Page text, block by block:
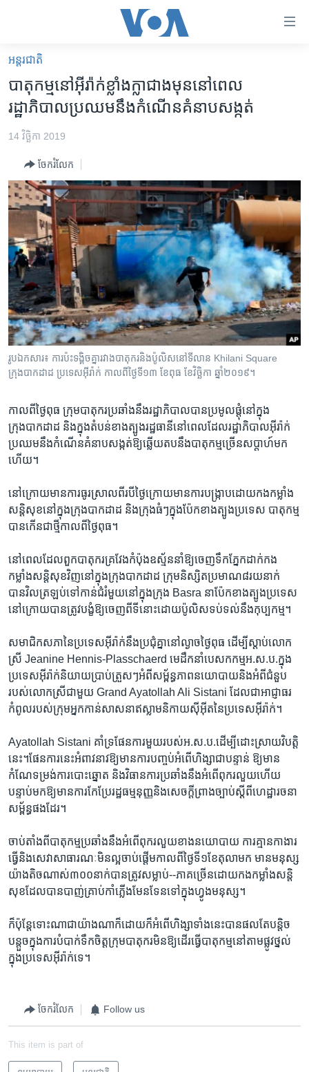
គេហទំព័រ​
ទាក់ទង
និង​
ព័ត៌មាន​​
តែ​
ម្តង
រំលង​
និង​
ចូល​
ទៅ​
ទំព័រ​
រចនា
សម្ព័ន្ធ​
រំលង​
និង​
ចូល​
កាន់​
ទំព័រ​
ស្វែង​
រក
អន្តរជាតិ
ហេឡូវីអូអេ
កម្ពុជាច្នៃប្រតិដ្ឋ
ព្រឹត្តិការណ៍ព័ត៌មាន
ទូរទស្សន៍ / វីដេអូ​
វិទ្យុ / ផតខាសថ៍
កម្មវិធីទាំងអស់
Khmer English
បណ្តាញ​សង្គម
ភាសា
អន្តរជាតិ
បាតុកម្ម​នៅ​អ៊ីរ៉ាក់​ខ្លាំង​ក្លា​ជាង​មុន​នៅ​ពេល​
រដ្ឋាភិបាល​ប្រឈម​នឹង​កំណើន​គំនាបសង្កត់
14 វិច្ឆិកា 2019
ចែករំលែក
រូបឯកសារ៖ ការប៉ះទង្គិចគ្នារវាងបាតុករនិងប៉ូលិសនៅទីលាន Khilani Square
ក្រុងបាកដាដ ប្រទេសអ៊ីរ៉ាក់ កាលពីថ្ងៃទី១៣ ខែពុធ ខែវិច្ឆិកា ឆ្នាំ២០១៩។
កាលពីថ្ងៃ​ពុធ ក្រុមបាតុករ​ប្រឆាំងនឹង​រដ្ឋាភិបាលបាន​ប្រមូលផ្តុំនៅ​ក្នុង​
ក្រុងបាកដាដ និង​ក្នុង​តំបន់ខាងត្បូង​រដ្ឋធានី​នៅ​ពេល​ដែល​រដ្ឋាភិបាលអ៊ីរ៉ាក់
ប្រឈមនឹង​កំណើន​គំនាប​សង្កត់ឱ្យ​ឆ្លើយតបនឹង​បាតុកម្ម​ច្រើន​សប្តាហ៍​មក​
ហើយ។
នៅ​ក្រោយមានការ​ធូរ​ស្រាល​ពីរ​បី​ថ្ងៃ​ក្រោយមានការបង្ក្រាប​ដោយ​កង​កម្លាំង​
សន្តិសុខ​នៅ​ក្នុងក្រុងបាកដាដ និង​ក្រុងធំៗក្នុង​ប៉ែក​ខាងត្បូង​ប្រទេស បាតុកម្ម​
បានកើន​ជា​ថ្មី​កាលពី​ថ្ងៃ​ពុធ។​
នៅ​ពេលដែល​ពួកបាតុករ​គ្រវែង​កំប៉ុង​ឧស្ម័ន​នាំ​ឱ្យ​ចេញ​ទឹក​ភ្នែកដាក់កង
កម្លាំង​សន្តិសុខវិញ​នៅ​ក្នុង​ក្រុង​បាកដាដ ក្រុមនិស្សិត​ប្រមាណ​៨រយ​នាក់
បានវិល​ត្រឡប់ទៅ​កាន់ជំរំមួយ​នៅ​ក្នុង​ក្រុង Basra នា​ប៉ែក​ខាង​ត្បូងប្រទេស
នៅ​ក្រោយ​បានត្រូវបង្ខំឱ្យចេញ​ពី​ទីនោះដោយ​ប៉ូលិស​ទប់ទល់នឹង​កុប្បកម្ម។
សមាជិក​សភា​នៃប្រទេស​អ៊ីរ៉ាក់នឹងប្រជុំ​គ្នា​នៅល្ងាចថ្ងៃ​ពុធ ដើម្បី​ស្តាប់​លោក
ស្រី​ Jeanine Hennis-Plasschaerd មេដឹកនាំបេសកកម្ម​អ.ស.ប.ក្នុង​
ប្រទេស​អ៊ីរ៉ាក់​និយាយ​ប្រាប់ត្រួសៗអំពី​សម្ព័ន្ធភាពនយោបាយ​និង​អំពី​ជំនួប​
របស់លោកស្រី​ជាមួយ Grand Ayatollah Ali Sistani ដែល​ជា​អាជ្ញាធរ​
កំពូល​របស់ក្រុម​អ្នកកាន់សាសនាឥស្លាមនិកាយស៊ីអ៊ីតនៃប្រទេស​អ៊ីរ៉ាក់។
Ayatollah Sistani គាំទ្រ​ផែនការមួយ​របស់​អ.ស.ប.ដើម្បីដោះស្រាយវិបត្តិ
នេះ។​ផែនការ​នេះ​អំពាវ​នាវ​ឱ្យមានការ​បញ្ចប់អំពើហិង្សា​ជា​បន្ទាន់ ឱ្យមាន
កំណែ​ទម្រង់​ការបោះឆ្នោត និងវិធានការ​ប្រឆាំង​នឹង​អំពើ​ពុក​រលួយហើយ
បន្ទាប់មក​ឱ្យមាន​ការ​កែប្រែរដ្ឋធម្មនុញ្ញនិង​សេចក្តីព្រាង​ច្បាប់​ស្តី​ពី​ហេដ្ឋារចនា
សម្ព័ន្ធផង​ដែរ។
ចាប់តាំង​ពី​បាតុកម្ម​ប្រឆាំង​នឹងអំពើពុក​រលួយខាងនយោបាយ ការ​គ្មាន​កាងារ​
ធ្វើនិង​សេវា​សាធារណៈមិនល្អ​ចាប់ផ្តើម​កាលពី​ថ្ងៃ​ទី​១​ខែ​តុលា​មក មានមនុស្ស​
យ៉ាង​តិច​ណាស់៣០០នាក់បានត្រូវសម្លាប់--ភាគច្រើន​ដោយកង​កម្លាំង​សន្តិ
សុខ​ដែលបានបាញ់​គ្រាប់កាំ​ភ្លើង​មែនទែនទៅ​ក្នុង​ហ្វូង​មនុស្ស។
ក៏ប៉ុន្តែ​ទោះណា​ជា​យ៉ាង​ណា​ក៏ដោយ​ក៏​អំពើហិង្សា​ទាំង​នេះ​បានផល​តែ​បន្តិច​
បន្តួចក្នុងការ​បំបាក់ទឹកចិត្តក្រុមបាតុករមិនឱ្យ​ដើរ​ធ្វើបាតុកម្មនៅតាមផ្លូវថ្នល់​
ក្នុងប្រទេសអ៊ីរ៉ាក់ទេ។
ចែករំលែក Follow us
This item is part of